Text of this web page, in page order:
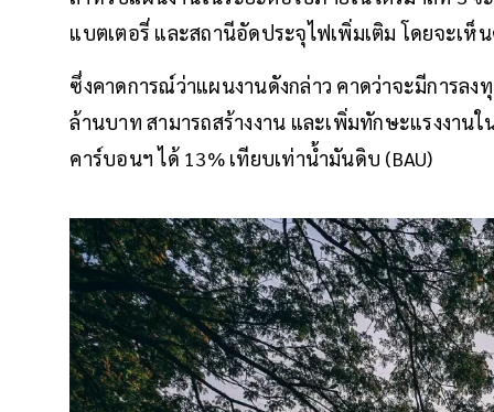
แบตเตอรี่ และสถานีอัดประจุไฟเพิ่มเติม โดยจะเ
ซึ่งคาดการณ์ว่าแผนงานดังกล่าว คาดว่าจะมีการล
ล้านบาท สามารถสร้างงาน และเพิ่มทักษะแรงงาน
คาร์บอนฯ ได้ 13% เทียบเท่าน้ำมันดิบ (BAU)